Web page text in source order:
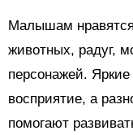
Малышам
животных, радуг,
персонажей.
восприятие, а
помогают